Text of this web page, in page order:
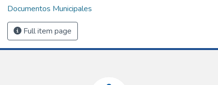
Documentos Municipales
Full item page